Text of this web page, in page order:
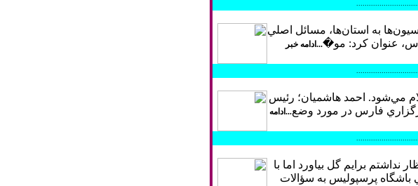
به استان‌ها، مسائل اصلي
عنوان كرد: مو�...ادامه خبر
حداكثر ظرف 48 ساعت آينده اعلام مي‌شود. احمد هاشميان؛ رئيس
فارس در مورد وضع...ادامه
برايم گل بياورد اما با
پرسپوليس به سؤالات